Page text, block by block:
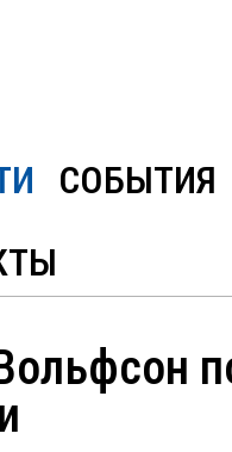
СОБЫТИЯ